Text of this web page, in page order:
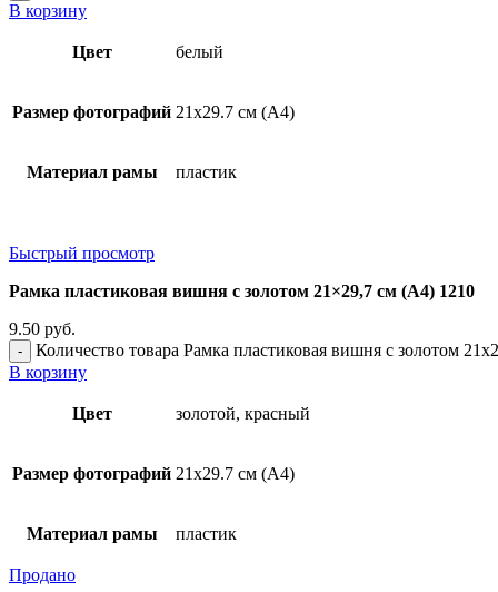
В корзину
Цвет белый
Размер фотографий 21х29.7 см (А4)
Материал рамы пластик
Быстрый просмотр
Рамка пластиковая вишня с золотом 21×29,7 см (А4) 1210
9.50 руб.
Количество товара Рамка пластиковая вишня с золотом
В корзину
Цвет золотой, красный
Размер фотографий 21х29.7 см (А4)
Материал рамы пластик
Продано